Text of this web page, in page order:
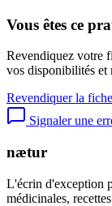
Vous êtes ce
Revendiquez votre
vos disponibilités et
Revendiquer la fiche
Signaler une
nætur
L'écrin d'exception
médicinales,